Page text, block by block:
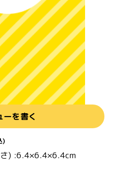
ーを書く
)
さ) :6.4×6.4×6.4cm